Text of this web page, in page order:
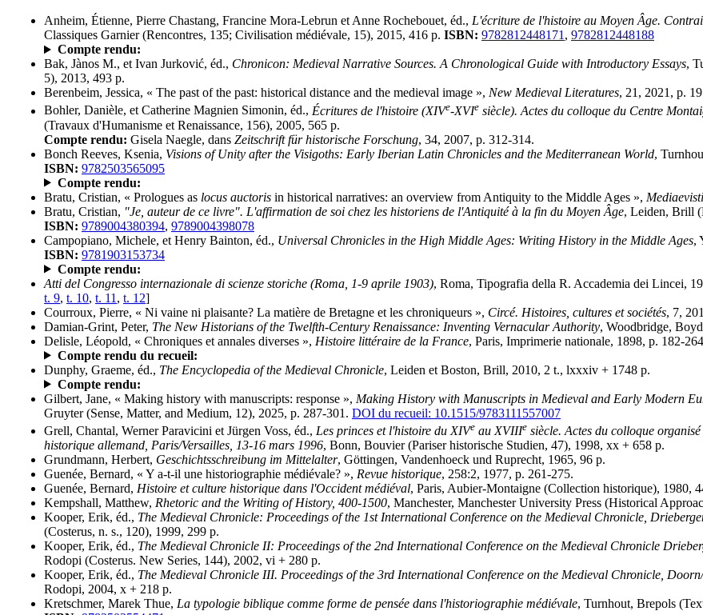
Anheim, Étienne, Pierre Chastang, Francine Mora-Lebrun et Anne Rochebouet, éd., L'écriture de l'histoire au Moyen Âge.
Classiques Garnier (Rencontres, 135; Civilisation médiévale, 15), 2015, 416 p. ISBN: 9782812448171 , 9782812448188
Compte rendu:
Bak, Jànos M., et Ivan Jurković, éd., Chronicon: Medieval Narrative Sources. A Chronological Guide with Introductory Essays,
5), 2013, 493 p.
Berenbeim, Jessica, « The past of the past: historical distance and the medieval image », New Medieval Literatures, 21, 2021, p.
Bohler, Danièle, et Catherine Magnien Simonin, éd., Écritures de l'histoire (XIVe-XVIe siècle). Actes du colloque du Centre
(Travaux d'Humanisme et Renaissance, 156), 2005, 565 p.
Compte rendu: Gisela Naegle, dans Zeitschrift für historische Forschung, 34, 2007, p. 312-314.
Bonch Reeves, Ksenia, Visions of Unity after the Visigoths: Early Iberian Latin Chronicles and the Mediterranean World,
ISBN: 9782503565095
Compte rendu:
Bratu, Cristian, « Prologues as locus auctoris in historical narratives: an overview from Antiquity to the Middle Ages »,
Bratu, Cristian, "Je, auteur de ce livre". L'affirmation de soi chez les historiens de l'Antiquité à la fin du Moyen Âge, Leiden, Brill
ISBN: 9789004380394, 9789004398078
Campopiano, Michele, et Henry Bainton, éd., Universal Chronicles in the High Middle Ages: Writing History in the Middle Ages,
ISBN: 9781903153734
Compte rendu:
Atti del Congresso internazionale di scienze storiche (Roma, 1-9 aprile 1903), Roma, Tipografia della R. Accademia dei Lincei,
t. 9, t. 10, t. 11 , t. 12]
Courroux, Pierre, « Ni vaine ni plaisante? La matière de Bretagne et les chroniqueurs », Circé. Histoires, cultures et sociétés, 7,
Damian-Grint, Peter, The New Historians of the Twelfth-Century Renaissance: Inventing Vernacular Authority, Woodbridge,
Delisle, Léopold, « Chroniques et annales diverses », Histoire littéraire de la France, Paris, Imprimerie nationale, 1898, p. 182-
Compte rendu du recueil:
Dunphy, Graeme, éd., The Encyclopedia of the Medieval Chronicle, Leiden et Boston, Brill, 2010, 2 t., lxxxiv + 1748 p.
Compte rendu:
Gilbert, Jane, « Making history with manuscripts: response », Making History with Manuscripts in Medieval and Early Modern
Gruyter (Sense, Matter, and Medium, 12), 2025, p. 287-301. DOI du recueil: 10.1515/9783111557007
Grell, Chantal, Werner Paravicini et Jürgen Voss, éd., Les princes et l'histoire du XIVe au XVIIIe siècle. Actes du colloque
historique allemand, Paris/Versailles, 13-16 mars 1996, Bonn, Bouvier (Pariser historische Studien, 47), 1998, xx + 658 p.
Grundmann, Herbert, Geschichtsschreibung im Mittelalter, Göttingen, Vandenhoeck und Ruprecht, 1965, 96 p.
Guenée, Bernard, « Y a-t-il une historiographie médiévale? », Revue historique, 258:2, 1977, p. 261-275.
Guenée, Bernard, Histoire et culture historique dans l'Occident médiéval, Paris, Aubier-Montaigne (Collection historique), 1980,
Kempshall, Matthew, Rhetoric and the Writing of History, 400-1500, Manchester, Manchester University Press (Historical
Kooper, Erik, éd., The Medieval Chronicle: Proceedings of the 1st International Conference on the Medieval Chronicle,
(Costerus, n. s., 120), 1999, 299 p.
Kooper, Erik, éd., The Medieval Chronicle II: Proceedings of the 2nd International Conference on the Medieval Chronicle
Rodopi (Costerus. New Series, 144), 2002, vi + 280 p.
Kooper, Erik, éd., The Medieval Chronicle III. Proceedings of the 3rd International Conference on the Medieval Chronicle,
Rodopi, 2004, x + 218 p.
Kretschmer, Marek Thue, La typologie biblique comme forme de pensée dans l'historiographie médiévale, Turnhout, Brepols